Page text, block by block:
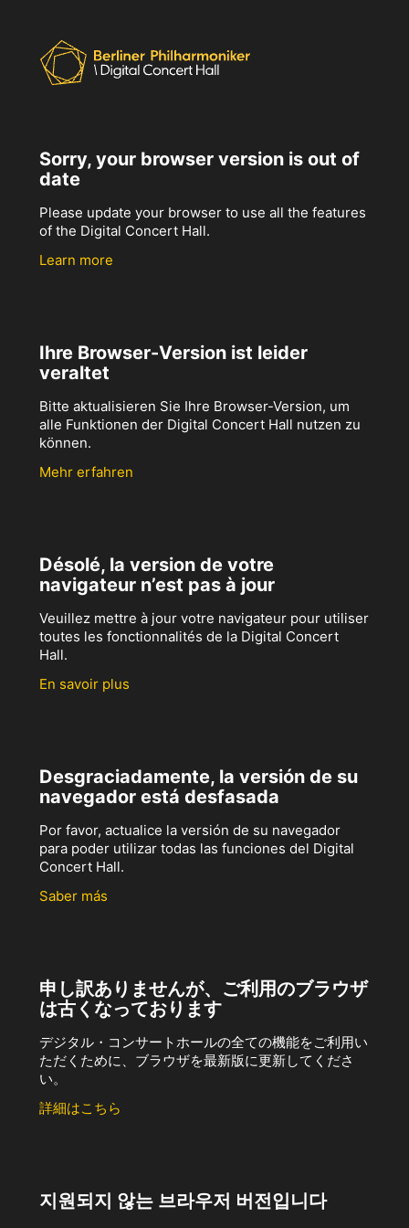
Sorry, your browser version is out of
date
Please update your browser to use all the features
of the Digital Concert Hall.
Learn more
Ihre Browser-Version ist leider
veraltet
Bitte aktualisieren Sie Ihre Browser-Version, um
alle Funktionen der Digital Concert Hall nutzen zu
können.
Mehr erfahren
Désolé, la version de votre
navigateur n’est pas à jour
Veuillez mettre à jour votre navigateur pour utiliser
toutes les fonctionnalités de la Digital Concert
Hall.
En savoir plus
Desgraciadamente, la versión de su
navegador está desfasada
Por favor, actualice la versión de su navegador
para poder utilizar todas las funciones del Digital
Concert Hall.
Saber más
申し訳ありませんが、ご利用のブラウザ
は古くなっております
デジタル・コンサートホールの全ての機能をご利用い
ただくために、ブラウザを最新版に更新してくださ
い。
詳細はこちら
지원되지 않는 브라우저 버전입니다